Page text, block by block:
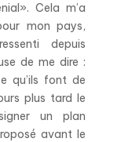
Cela m’a
mon pays,
depuis
de me dire :
qu’ils font de
plus tard le
un plan
avant le